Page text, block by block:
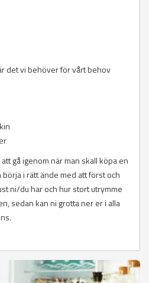
det vi behöver för vårt behov
gå igenom när man skall köpa en
i rätt ände med att först och
ni/du har och hur stort utrymme
sedan kan ni grotta ner er i alla